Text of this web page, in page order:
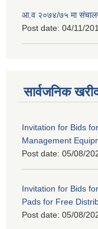
आ.व २०७४/७५ मा
Post date: 04/11/
सार्वजनिक
Invitation for Bids
Management
Post date: 05/08/
Invitation for Bids
Pads for Free
Post date: 05/08/